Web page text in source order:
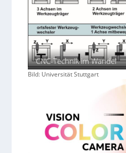
CNC-Technik im Wandel
Bild: Universität Stuttgart